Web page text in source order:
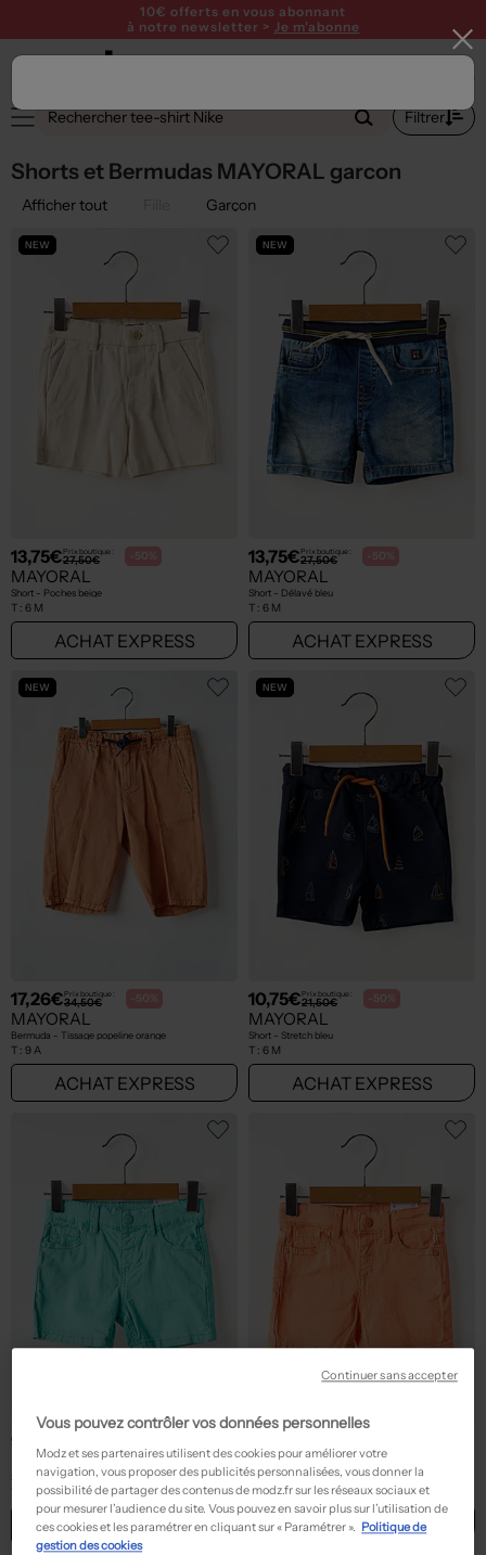
10€ offerts en vous abonnant
à notre newsletter > Je m'abonne
Filtrer
Shorts et Bermudas MAYORAL garcon
Afficher tout Garçon
NEW
13,75€Prix boutique :
27,50€ -50%
MAYORAL
Short - Poches beige
T : 6 M
ACHAT EXPRESS
NEW
13,75€Prix boutique :
27,50€ -50%
MAYORAL
Short - Délavé bleu
T : 6 M
ACHAT EXPRESS
NEW
17,26€Prix boutique :
34,50€ -50%
MAYORAL
Bermuda - Tissage popeline orange
T : 9 A
ACHAT EXPRESS
NEW
10,75€Prix boutique :
21,50€ -50%
MAYORAL
Short - Stretch bleu
T : 6 M
ACHAT EXPRESS
9,95€
MAYORAL
Short - Poches bleu
6 M
ACHAT EXPRESS
MAYORAL
Short - Tissage popeline orange
T :6 M
ACHAT EXPRESS
Vous pouvez contrôler vos données personnelles
Modz et ses partenaires utilisent des cookies pour améliorer votre
navigation, vous proposer des publicités personnalisées, vous donner la
possibilité de partager des contenus de modz.fr sur les réseaux sociaux et
pour mesurer l’audience du site. Vous pouvez en savoir plus sur l’utilisation de
ces cookies et les paramétrer en cliquant sur « Paramétrer ». Politique de
gestion des cookies
Continuer sans accepter